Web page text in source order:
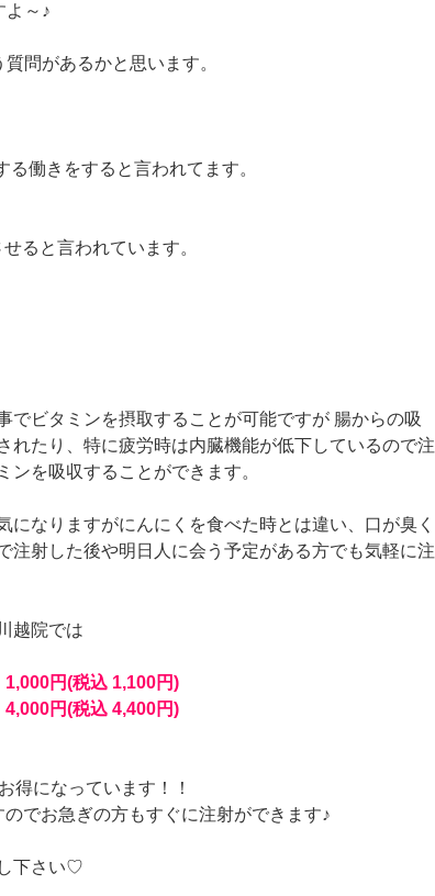
よ～♪
問があるかと思います。
働きをすると言われてます。
ると言われています。
でビタミンを摂取することが可能ですが 腸からの吸
れたり、特に疲労時は内臓機能が低下しているので注
ンを吸収することができます。
になりますがにんにくを食べた時とは違い、口が臭く
注射した後や明日人に会う予定がある方でも気軽に注
越院では
1,000円(税込 1,100円)
4,000円(税込 4,400円)
得になっています！！
でお急ぎの方もすぐに注射ができます♪
下さい♡